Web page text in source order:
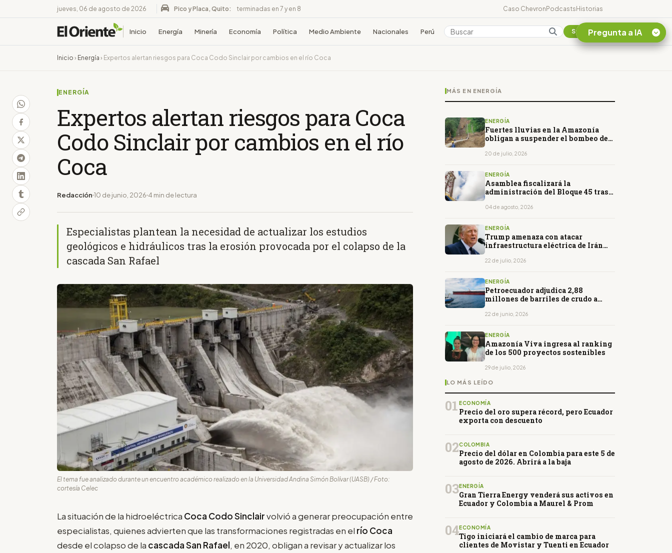
jueves, 06 de agosto de 2026 Pico y Placa, Quito: terminadas en 7 y en 8 Caso ChevronPodcastsHistorias
Inicio Energía Minería Economía Política Medio Ambiente Nacionales Perú Colombia Suscribirse
Inicio › Energía › Expertos alertan riesgos para Coca Codo Sinclair por cambios en el río Coca
ENERGÍA
Expertos alertan riesgos para Coca
Codo Sinclair por cambios en el río
Coca
Redacción 10 de junio, 2026 4 min de lectura
Especialistas plantean la necesidad de actualizar los estudios
geológicos e hidráulicos tras la erosión provocada por el colapso de la
cascada San Rafael
El tema fue analizado durante un encuentro académico realizado en la Universidad Andina Simón Bolívar (UASB) / Foto:
cortesía Celec
La situación de la hidroeléctrica Coca Codo Sinclairvolvió a generar preocupación entre
especialistas, quienes advierten que las transformaciones registradas en el río Coca
desde el colapso de la cascada San Rafael, en 2020, obligan a revisar y actualizar los
MÁS EN ENERGÍA
ENERGÍA
Fuertes lluvias en la Amazonía
obligan a suspender el bombeo del
20 de julio, 2026
ENERGÍA
Asamblea fiscalizará la
administración del Bloque 45 tras
04 de agosto, 2026
ENERGÍA
Trump amenaza con atacar
infraestructura eléctrica de Irán
22 de julio, 2026
ENERGÍA
Petroecuador adjudica 2,88
millones de barriles de crudo a
millones
22 de junio, 2026
ENERGÍA
Amazonía Viva ingresa al ranking
de los 500 proyectos sostenibles
29 de julio, 2026
LO MÁS LEÍDO
01 ECONOMÍA
Precio del oro supera récord, pero Ecuador
exporta con descuento
02COLOMBIA
Precio del dólar en Colombia para este 5 de
agosto de 2026. Abrirá a la baja
03ENERGÍA
Gran Tierra Energy venderá sus activos en
Ecuador y Colombia a Maurel & Prom
04ECONOMÍA
Tigo iniciará el cambio de marca para
clientes de Movistar y Tuenti en Ecuador
Pregunta a IA
¿En que consiste la